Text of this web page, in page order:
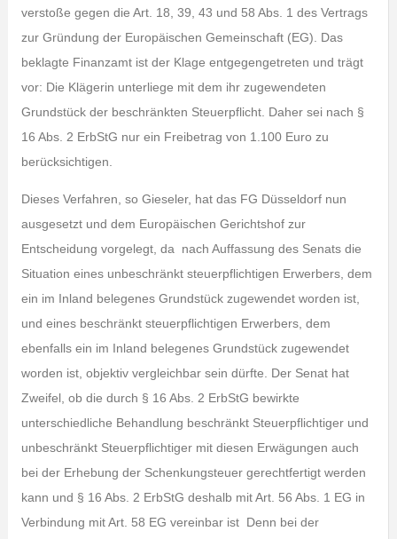
verstoße gegen die Art. 18, 39, 43 und 58 Abs. 1 des Vertrags
zur Gründung der Europäischen Gemeinschaft (EG). Das
beklagte Finanzamt ist der Klage entgegengetreten und trägt
vor: Die Klägerin unterliege mit dem ihr zugewendeten
Grundstück der beschränkten Steuerpflicht. Daher sei nach §
16 Abs. 2 ErbStG nur ein Freibetrag von 1.100 Euro zu
berücksichtigen.
Dieses Verfahren, so Gieseler, hat das FG Düsseldorf nun
ausgesetzt und dem Europäischen Gerichtshof zur
Entscheidung vorgelegt, da nach Auffassung des Senats die
Situation eines unbeschränkt steuerpflichtigen Erwerbers, dem
ein im Inland belegenes Grundstück zugewendet worden ist,
und eines beschränkt steuerpflichtigen Erwerbers, dem
ebenfalls ein im Inland belegenes Grundstück zugewendet
worden ist, objektiv vergleichbar sein dürfte. Der Senat hat
Zweifel, ob die durch § 16 Abs. 2 ErbStG bewirkte
unterschiedliche Behandlung beschränkt Steuerpflichtiger und
unbeschränkt Steuerpflichtiger mit diesen Erwägungen auch
bei der Erhebung der Schenkungsteuer gerechtfertigt werden
kann und § 16 Abs. 2 ErbStG deshalb mit Art. 56 Abs. 1 EG in
Verbindung mit Art. 58 EG vereinbar ist Denn bei der